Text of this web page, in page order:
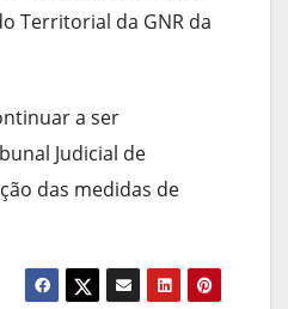
Territorial da GNR da
a ser
Judicial de
das medidas de